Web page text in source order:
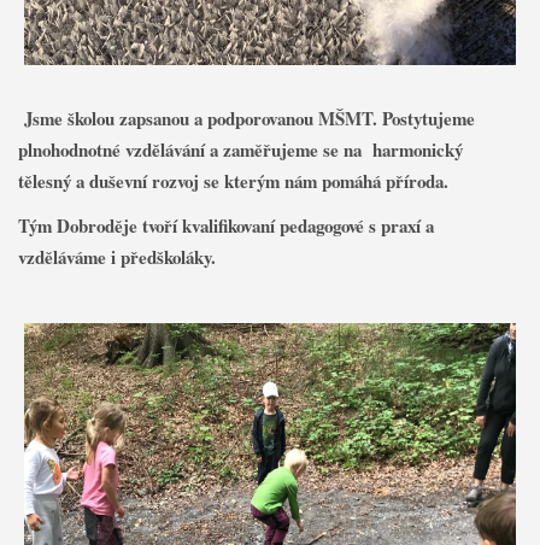
Jsme školou zapsanou a podporovanou MŠMT. Postytujeme
plnohodnotné vzdělávání a zaměřujeme se na harmonický
tělesný a duševní rozvoj se kterým nám pomáhá příroda.
Tým Dobroděje tvoří kvalifikovaní pedagogové s praxí a
vzděláváme i předškoláky.